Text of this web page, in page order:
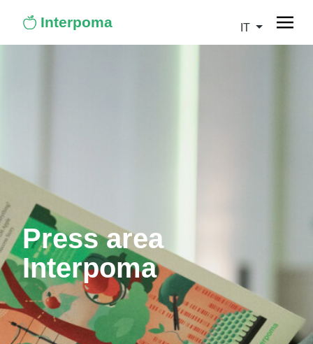
Interpoma IT
Press area
Interpoma